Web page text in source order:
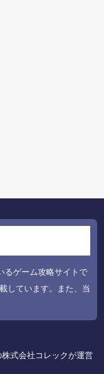
るゲーム攻略サイトで
しています。また、当
式会社コレックが運営